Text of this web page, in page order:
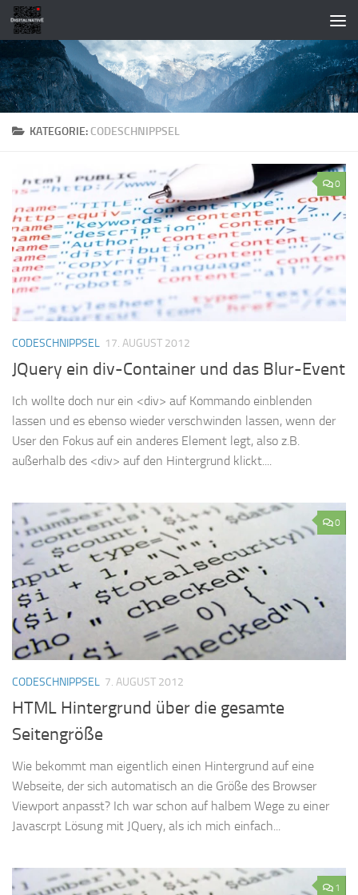
Zum Inhalt springen
KATEGORIE: CODESCHNIPPSEL
0
CODESCHNIPPSEL 17. AUGUST 2012
JQuery ein div-Container und das Blur-Event
Ich wollte doch nur ein <div> auf Kommando einblenden
lassen und es ebenso wieder verschwinden lassen, wenn der
User den Fokus auf ein anderes Element legt, also z.B.
außerhalb des <div> auf den Hintergrund klickt....
0
CODESCHNIPPSEL 7. AUGUST 2012
HTML Hintergrund über die gesamte
Seitengröße
Wie bekommt man eigentlich einen Hintergrund auf eine
Webseite, der sich automatisch an die Größe des Browser
Viewport anpasst? Ich war schon auf halbem Wege zu einer
Javascrpt Lösung mit JQuery, als ich mich einfach...
1